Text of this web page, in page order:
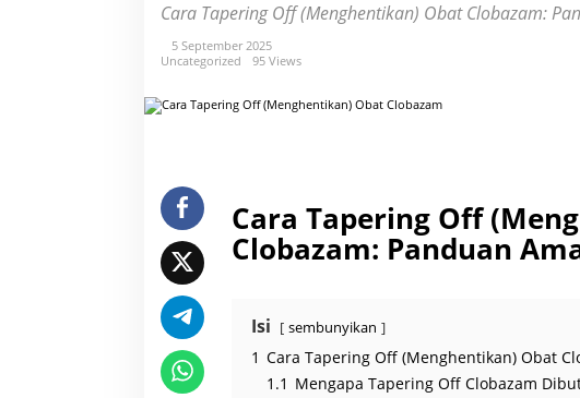
r
n
g
f
e
n
t
i
Cara Tapering Off (Menghentikan) Obat Clobazam:
5 September 2025
Uncategorized
95 Views
Cara Tapering Off
Clobazam: Panduan
Isi sembunyikan
1 Cara Tapering Off (Menghentikan) Obat
1.1 Mengapa Tapering Off Clobazam